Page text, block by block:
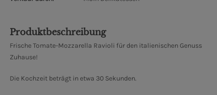
Produktbeschreibung
Frische Tomate-Mozzarella Ravioli für den italienischen Genuss
Zuhause!
Die Kochzeit beträgt in etwa 30 Sekunden.